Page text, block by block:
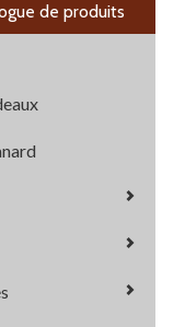
de produits